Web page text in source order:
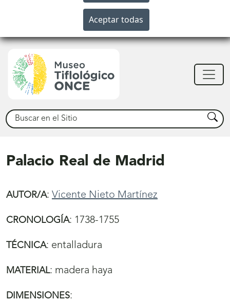
Buscar Buscar
Palacio Real de Madrid
AUTOR/A: Vicente Nieto Martínez
CRONOLOGÍA: 1738-1755
TÉCNICA: entalladura
MATERIAL: madera haya
DIMENSIONES: